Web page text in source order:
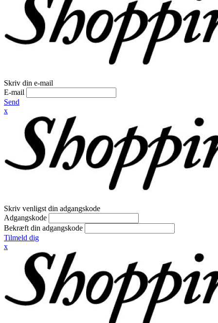
Skriv din e-mail
E-mail
Send
x
Skriv venligst din adgangskode
Adgangskode
Bekræft din adgangskode
Tilmeld dig
x